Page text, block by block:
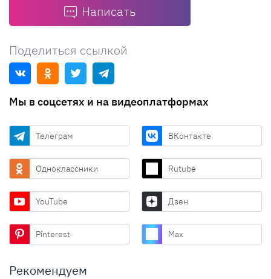
Написать
Поделиться ссылкой
Мы в соцсетях и на видеоплатформах
Телеграм ВКонтакте
Одноклассники Rutube
YouTube Дзен
Pinterest Max
Рекомендуем